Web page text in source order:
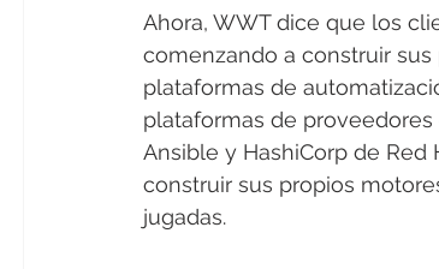
Ahora, WWT dice que los
comenzando a construir sus
plataformas de
plataformas de proveedores
Ansible y HashiCorp de Red
construir sus propios
jugadas.